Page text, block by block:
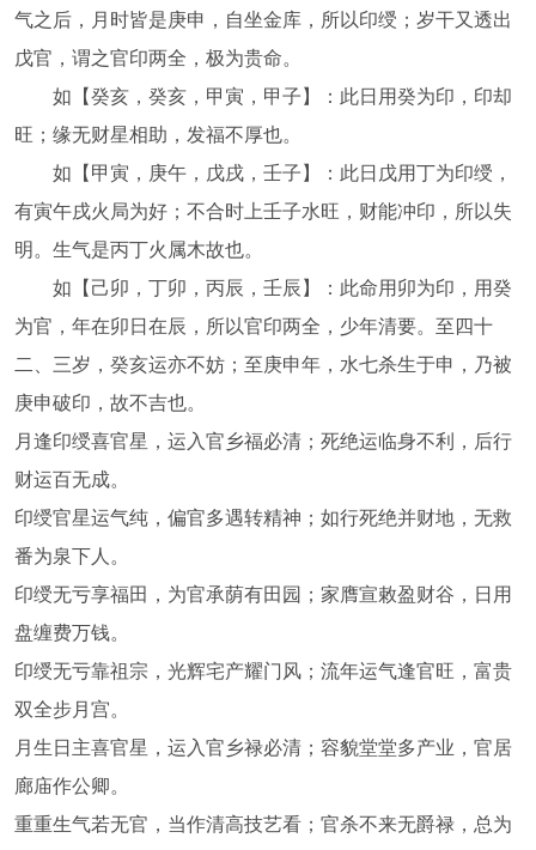
气之后，月时皆是庚申，自坐金库，所以印绶；岁干又透出
戊官，谓之官印两全，极为贵命。
如【癸亥，癸亥，甲寅，甲子】：此日用癸为印，印却
旺；缘无财星相助，发福不厚也。
如【甲寅，庚午，戊戌，壬子】：此日戊用丁为印绶，
有寅午戌火局为好；不合时上壬子水旺，财能冲印，所以失
明。生气是丙丁火属木故也。
如【己卯，丁卯，丙辰，壬辰】：此命用卯为印，用癸
为官，年在卯日在辰，所以官印两全，少年清要。至四十
二、三岁，癸亥运亦不妨；至庚申年，水七杀生于申，乃被
庚申破印，故不吉也。
月逢印绶喜官星，运入官乡福必清；死绝运临身不利，后行
财运百无成。
印绶官星运气纯，偏官多遇转精神；如行死绝并财地，无救
番为泉下人。
印绶无亏享福田，为官承荫有田园；家膺宣敕盈财谷，日用
盘缠费万钱。
印绶无亏靠祖宗，光辉宅产耀门风；流年运气逢官旺，富贵
双全步月宫。
月生日主喜官星，运入官乡禄必清；容貌堂堂多产业，官居
廊庙作公卿。
重重生气若无官，当作清高技艺看；官杀不来无爵禄，总为